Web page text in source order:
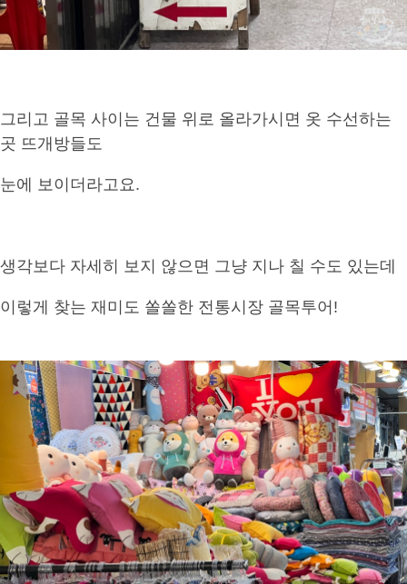
그리고 골목 사이는 건물 위로 올라가시면 옷 수선하는
곳 뜨개방들도
눈에 보이더라고요.
생각보다 자세히 보지 않으면 그냥 지나 칠 수도 있는데
이렇게 찾는 재미도 쏠쏠한 전통시장 골목투어!